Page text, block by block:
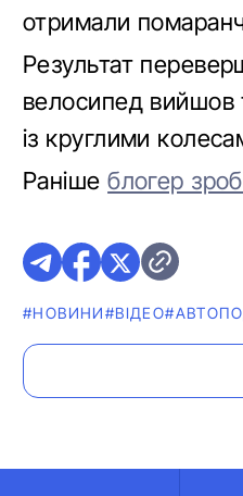
отримали
Результат
велосипед вийшов
із круглими
Ранішеблогер
#НОВИНИ#ВІДЕО